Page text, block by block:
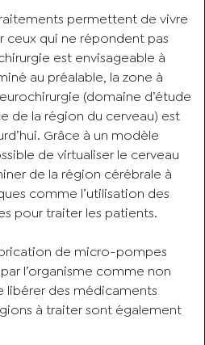
permettent de vivre
ceux qui ne répondent pas
est envisageable à
au préalable, la zone à
(domaine d’étude
de la région du cerveau) est
Grâce à un modèle
de virtualiser le cerveau
de la région cérébrale à
comme l’utilisation des
pour traiter les patients.
de micro-pompes
l’organisme comme non
libérer des médicaments
à traiter sont également